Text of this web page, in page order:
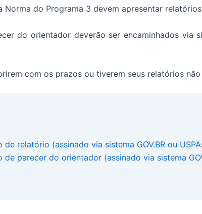
Norma do Programa 3 devem apresentar
do orientador deverão ser encaminhados via
com os prazos ou tiverem seus relatórios
de relatório (assinado via sistema GOV.BR ou
de parecer do orientador (assinado via sistema